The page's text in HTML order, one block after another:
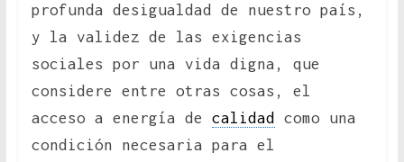
profunda desigualdad de nuestro país,
y la validez de las exigencias
sociales por una vida digna, que
considere entre otras cosas, el
acceso a energía de calidad
como una
condición necesaria para el